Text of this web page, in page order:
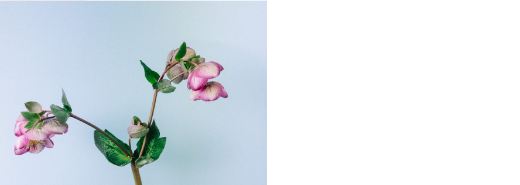
写真と同じものが届く？
商品ページに掲載している写真は、実際にお届けする商品を撮
影したものです。お花は生き物なので、どうしても色味やサイ
ズ・咲き方に個体差はありますが、できるだけ写真のイメージ